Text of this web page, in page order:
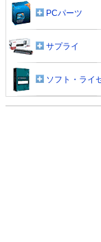
PCパーツ
サプライ
ソフト・ライ